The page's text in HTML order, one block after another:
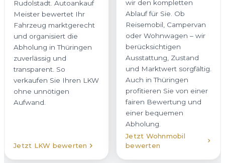
Meister bewertet Ihr
Fahrzeug marktgerecht
und organisiert die
Abholung in Thüringen
zuverlässig und
transparent. So
verkaufen Sie Ihren LKW
ohne unnötigen
Aufwand.
Ablauf für Sie. Ob
Reisemobil, Campervan
oder Wohnwagen – wir
berücksichtigen
Ausstattung, Zustand
und Marktwert sorgfältig.
Auch in Thüringen
profitieren Sie von einer
fairen Bewertung und
einer bequemen
Abholung.
Jetzt Wohnmobil
bewerten